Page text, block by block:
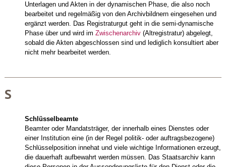
Unterlagen und Akten in der dynamischen Phase, die also noch
bearbeitet und regelmäßig von den Archivbildnern eingesehen und
ergänzt werden. Das Registraturgut geht in die semi-dynamische
Phase über und wird im Zwischenarchiv(Altregistratur) abgelegt,
sobald die Akten abgeschlossen sind und lediglich konsultiert aber
nicht mehr bearbeitet werden.
S
Schlüsselbeamte
Beamter oder Mandatsträger, der innerhalb eines Dienstes oder
einer Institution eine (in der Regel politik- oder auftragsbezogene)
Schlüsselposition innehat und viele wichtige Informationen erzeugt,
die dauerhaft aufbewahrt werden müssen. Das Staatsarchiv kann